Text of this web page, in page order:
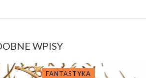
WPISY
FANTASTYKA